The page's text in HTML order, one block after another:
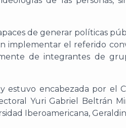
de generar políticas
implementar el referido
de integrantes de
encabezada por el
Yuri Gabriel Beltrán
Iberoamericana,